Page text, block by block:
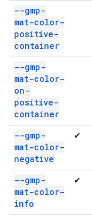
--gmp-
mat-color-
positive-
container
--gmp-
mat-color-
on-
positive-
container
--gmp-
mat-color-
negative
✔
--gmp-
mat-color-
info
✔